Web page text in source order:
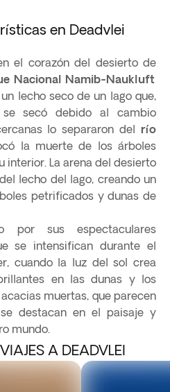
en Deadvlei
el corazón del desierto de
Nacional Namib-Naukluft
lecho seco de un lago que,
secó debido al cambio
lo separaron del río
la muerte de los árboles
interior. La arena del desierto
lecho del lago, creando un
petrificados y dunas de
por sus espectaculares
se intensifican durante el
cuando la luz del sol crea
en las dunas y los
muertas, que parecen
destacan en el paisaje y
mundo.
A DEADVLEI